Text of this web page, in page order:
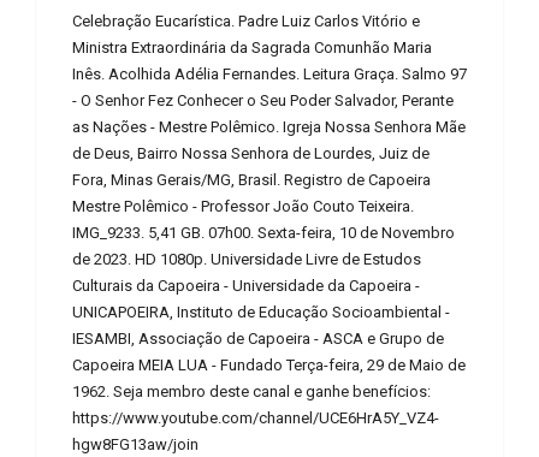
Celebração Eucarística. Padre Luiz Carlos Vitório e
Ministra Extraordinária da Sagrada Comunhão Maria
Inês. Acolhida Adélia Fernandes. Leitura Graça. Salmo 97
- O Senhor Fez Conhecer o Seu Poder Salvador, Perante
as Nações - Mestre Polêmico. Igreja Nossa Senhora Mãe
de Deus, Bairro Nossa Senhora de Lourdes, Juiz de
Fora, Minas Gerais/MG, Brasil. Registro de Capoeira
Mestre Polêmico - Professor João Couto Teixeira.
IMG_9233. 5,41 GB. 07h00. Sexta-feira, 10 de Novembro
de 2023. HD 1080p. Universidade Livre de Estudos
Culturais da Capoeira - Universidade da Capoeira -
UNICAPOEIRA, Instituto de Educação Socioambiental -
IESAMBI, Associação de Capoeira - ASCA e Grupo de
Capoeira MEIA LUA - Fundado Terça-feira, 29 de Maio de
1962. Seja membro deste canal e ganhe benefícios:
https://www.youtube.com/channel/UCE6HrA5Y_VZ4-
hgw8FG13aw/join